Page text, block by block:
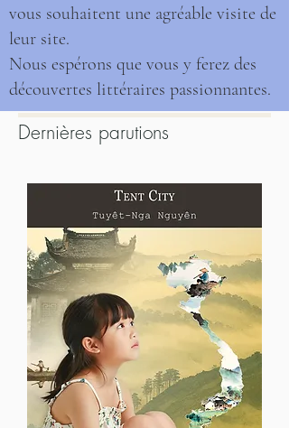
vous souhaitent une agréable visite de
leur site.
Nous espérons que vous y ferez des
découvertes littéraires passionnantes.
Dernières parutions